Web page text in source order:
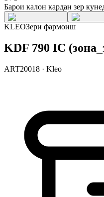
Барои калон кардан зер
KLEOЗери фармоиш
KDF 790 IC
ART20018 · Kleo